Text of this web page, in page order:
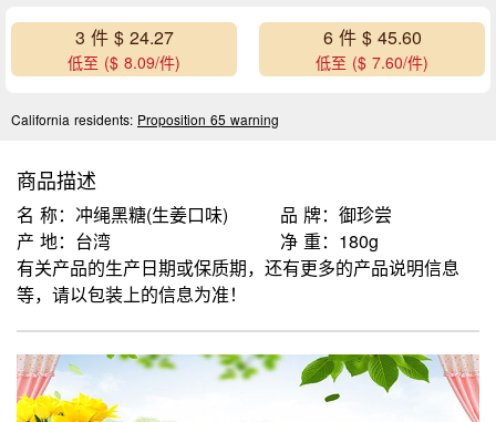
3 件 $ 24.27
低至 ($ 8.09/件)
6 件 $ 45.60
低至 ($ 7.60/件)
California residents: Proposition 65 warning
商品描述
名 称：冲绳黑糖(生姜口味)
品 牌：御珍尝
产 地：台湾
净 重：180g
有关产品的生产日期或保质期，还有更多的产品说明信息
等，请以包装上的信息为准！